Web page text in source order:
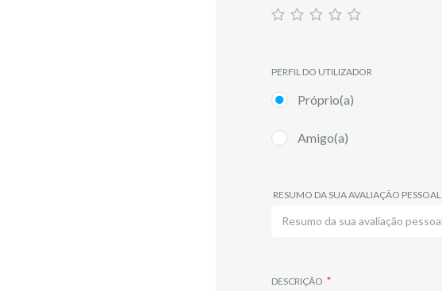
PERFIL DO UTILIZADOR
Próprio(a)
Amigo(a)
RESUMO DA SUA AVALIAÇÃO PESSOAL
DESCRIÇÃO